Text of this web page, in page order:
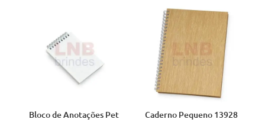
Bloco de Anotações Pet
Caderno Pequeno 13928